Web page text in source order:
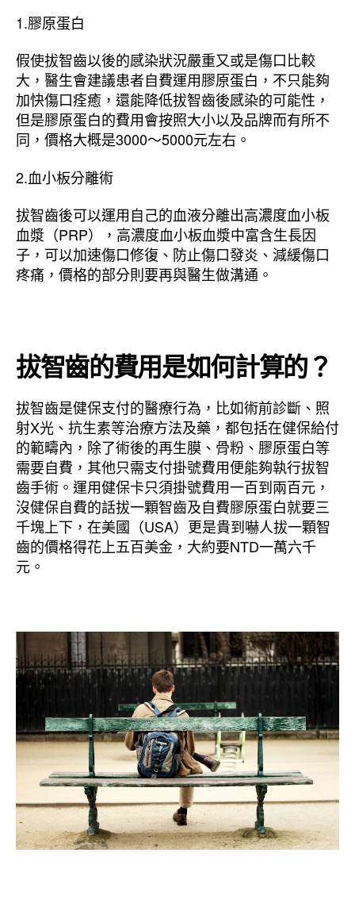
1.膠原蛋白
假使拔智齒以後的感染狀況嚴重又或是傷口比較
大，醫生會建議患者自費運用膠原蛋白，不只能夠
加快傷口痊癒，還能降低拔智齒後感染的可能性，
但是膠原蛋白的費用會按照大小以及品牌而有所不
同，價格大概是3000～5000元左右。
2.血小板分離術
拔智齒後可以運用自己的血液分離出高濃度血小板
血漿（PRP），高濃度血小板血漿中富含生長因
子，可以加速傷口修復、防止傷口發炎、減緩傷口
疼痛，價格的部分則要再與醫生做溝通。
拔智齒的費用是如何計算的？
拔智齒是健保支付的醫療行為，比如術前診斷、照
射X光、抗生素等治療方法及藥，都包括在健保給付
的範疇內，除了術後的再生膜、骨粉、膠原蛋白等
需要自費，其他只需支付掛號費用便能夠執行拔智
齒手術。運用健保卡只須掛號費用一百到兩百元，
沒健保自費的話拔一顆智齒及自費膠原蛋白就要三
千塊上下，在美國（USA）更是貴到嚇人拔一顆智
齒的價格得花上五百美金，大約要NTD一萬六千
元。